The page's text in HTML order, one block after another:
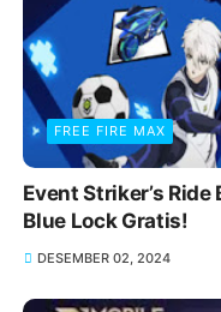
FREE FIRE MAX
Event Striker’s
Blue Lock Gratis!
DESEMBER 02, 2024